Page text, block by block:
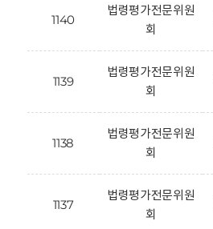
1140
법령평가전문위원
회
1139
법령평가전문위원
회
1138
법령평가전문위원
회
1137
법령평가전문위원
회